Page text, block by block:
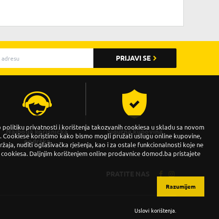
PRIJAVI SE
Najbolja korisnička
podrška
Sigurna kupovina
PRATITE NAS
Uslovi korištenja
politiku privatnosti i korištenja takozvanih cookiesa u skladu sa novom
koristimo kako bismo mogli pružati uslugu online kupovine,
nuditi oglašivačka rješenja, kao i za ostale funkcionalnosti koje ne
Daljnjim korištenjem online prodavnice domod.ba pristajete
Razumijem